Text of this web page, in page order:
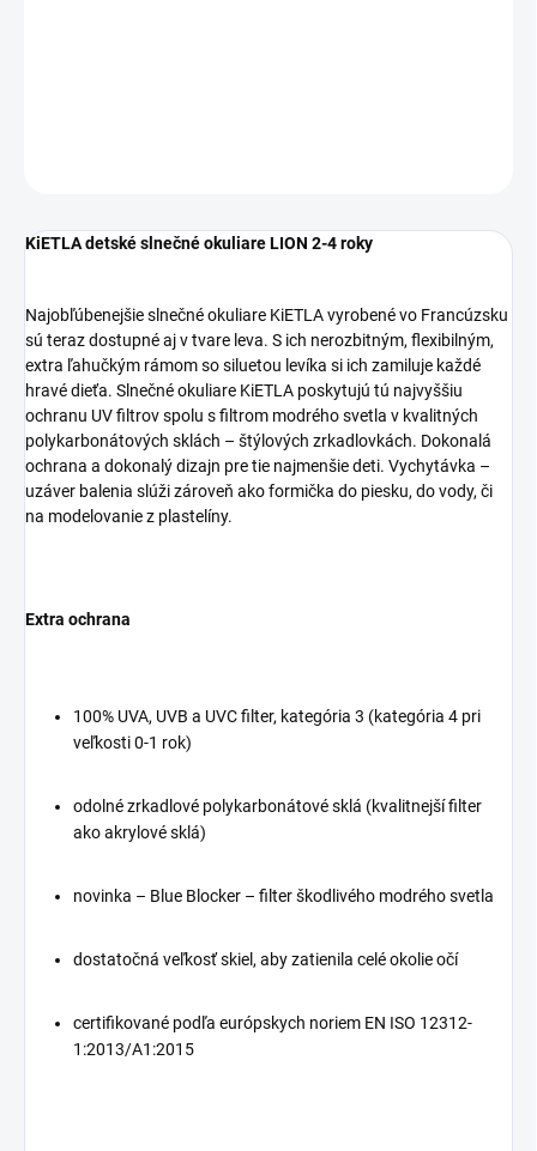
KiETLA detské slnečné okuliare LION 2-4 roky
Najobľúbenejšie slnečné okuliare KiETLA vyrobené vo Francúzsku
sú teraz dostupné aj v tvare leva. S ich nerozbitným, flexibilným,
extra ľahučkým rámom so siluetou levíka si ich zamiluje každé
hravé dieťa. Slnečné okuliare KiETLA poskytujú tú najvyššiu
ochranu UV filtrov spolu s filtrom modrého svetla v kvalitných
polykarbonátových sklách – štýlových zrkadlovkách. Dokonalá
ochrana a dokonalý dizajn pre tie najmenšie deti. Vychytávka –
uzáver balenia slúži zároveň ako formička do piesku, do vody, či
na modelovanie z plastelíny.
Extra ochrana
100% UVA, UVB a UVC filter, kategória 3 (kategória 4 pri
veľkosti 0-1 rok)
odolné zrkadlové polykarbonátové sklá (kvalitnejší filter
ako akrylové sklá)
novinka – Blue Blocker – filter škodlivého modrého svetla
dostatočná veľkosť skiel, aby zatienila celé okolie očí
certifikované podľa európskych noriem EN ISO 12312-
1:2013/A1:2015